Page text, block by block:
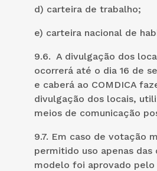
d) carteira de trabalho;
e) carteira nacional de
9.6. A divulgação dos
ocorrerá até o dia 16 de
e caberá ao COMDICA
divulgação dos locais,
meios de comunicação
9.7. Em caso de votação
permitido uso apenas das
modelo foi aprovado pelo